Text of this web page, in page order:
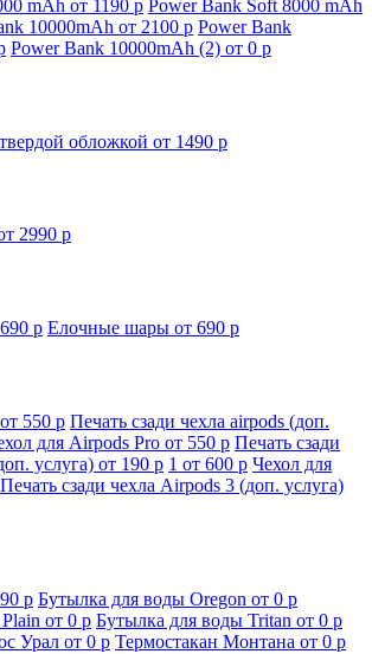
mAh от 1190 p Power Bank Soft 8000 mAh
10000mAh от 2100 p Power Bank
Power Bank 10000mAh (2) от 0 p
обложкой от 1490 p
2990 p
p Елочные шары от 690 p
550 p Печать сзади чехла airpods (доп.
для Airpods Pro от 550 p Печать сзади
услуга) от 190 p 1 от 600 p Чехол для
Печать сзади чехла Airpods 3 (доп. услуга)
p Бутылка для воды Oregon от 0 p
от 0 p Бутылка для воды Tritan от 0 p
Урал от 0 p Термостакан Монтана от 0 p